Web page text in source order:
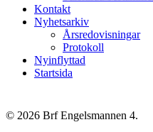
Kontakt
Nyhetsarkiv
Årsredovisningar
Protokoll
Nyinflyttad
Startsida
© 2026 Brf Engelsmannen 4.